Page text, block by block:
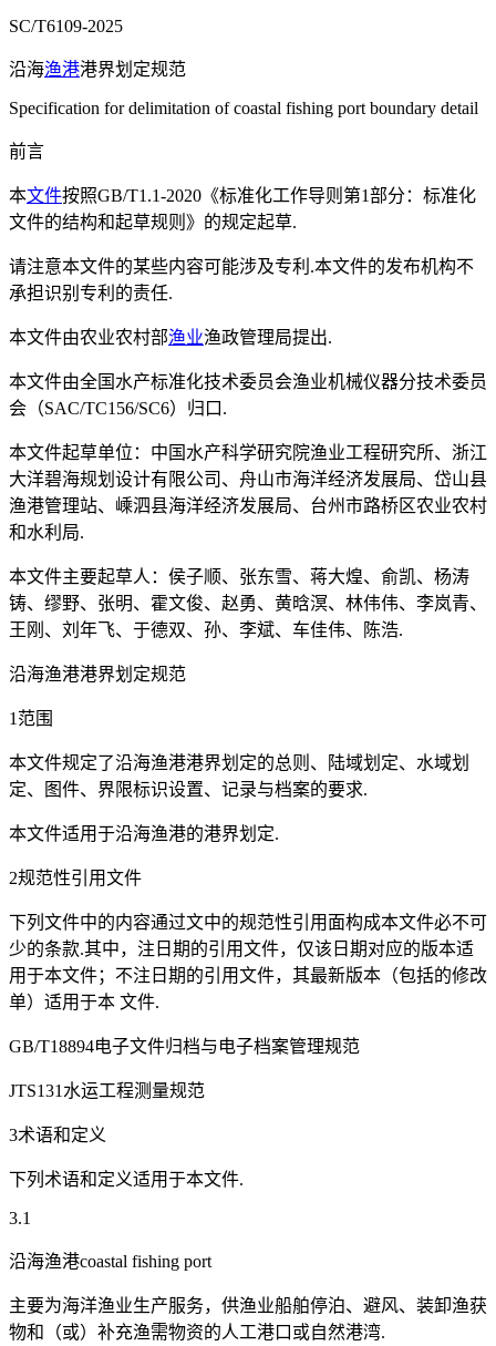
SC/T6109-2025
沿海渔港港界划定规范
Specification for delimitation of coastal fishing port boundary detail
前言
本文件按照GB/T1.1-2020《标准化工作导则第1部分：标准化
文件的结构和起草规则》的规定起草.
请注意本文件的某些内容可能涉及专利.本文件的发布机构不
承担识别专利的责任.
本文件由农业农村部渔业渔政管理局提出.
本文件由全国水产标准化技术委员会渔业机械仪器分技术委员
会（SAC/TC156/SC6）归口.
本文件起草单位：中国水产科学研究院渔业工程研究所、浙江
大洋碧海规划设计有限公司、舟山市海洋经济发展局、岱山县
渔港管理站、嵊泗县海洋经济发展局、台州市路桥区农业农村
和水利局.
本文件主要起草人：侯子顺、张东雪、蒋大煌、俞凯、杨涛
铸、缪野、张明、霍文俊、赵勇、黄晗溟、林伟伟、李岚青、
王刚、刘年飞、于德双、孙、李斌、车佳伟、陈浩.
沿海渔港港界划定规范
1范围
本文件规定了沿海渔港港界划定的总则、陆域划定、水域划
定、图件、界限标识设置、记录与档案的要求.
本文件适用于沿海渔港的港界划定.
2规范性引用文件
下列文件中的内容通过文中的规范性引用面构成本文件必不可
少的条款.其中，注日期的引用文件，仅该日期对应的版本适
用于本文件；不注日期的引用文件，其最新版本（包括的修改
单）适用于本 文件.
GB/T18894电子文件归档与电子档案管理规范
JTS131水运工程测量规范
3术语和定义
下列术语和定义适用于本文件.
3.1
沿海渔港coastal fishing port
主要为海洋渔业生产服务，供渔业船舶停泊、避风、装卸渔获
物和（或）补充渔需物资的人工港口或自然港湾.